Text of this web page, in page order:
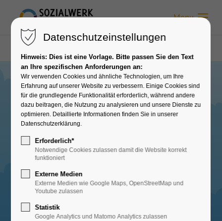
Menu
Einrichtungen
Kita Kleine Arche Kontakt
Schnell zum richtigen
Ansprechpartner
Datenschutzeinstellungen
Hinweis: Dies ist eine Vorlage. Bitte passen Sie den Text
an Ihre spezifischen Anforderungen an:
Wir verwenden Cookies und ähnliche Technologien, um Ihre
Erfahrung auf unserer Website zu verbessern. Einige Cookies sind
für die grundlegende Funktionalität erforderlich, während andere
dazu beitragen, die Nutzung zu analysieren und unsere Dienste zu
optimieren. Detaillierte Informationen finden Sie in unserer
Datenschutzerklärung.
Erforderlich*
Notwendige Cookies zulassen damit die Website korrekt
funktioniert
Externe Medien
Externe Medien wie Google Maps, OpenStreetMap und
Youtube zulassen
Statistik
Google Analytics und Matomo Analytics zulassen